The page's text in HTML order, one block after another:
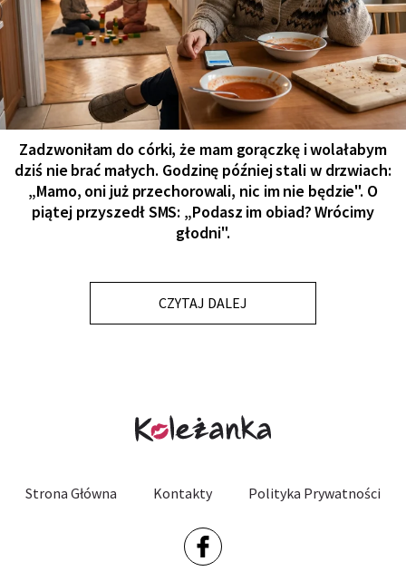
Zadzwoniłam do córki, że mam gorączkę i wolałabym
dziś nie brać małych. Godzinę później stali w drzwiach:
„Mamo, oni już przechorowali, nic im nie będzie". O
piątej przyszedł SMS: „Podasz im obiad? Wrócimy
głodni".
CZYTAJ DALEJ
Strona Główna Kontakty Polityka Prywatności